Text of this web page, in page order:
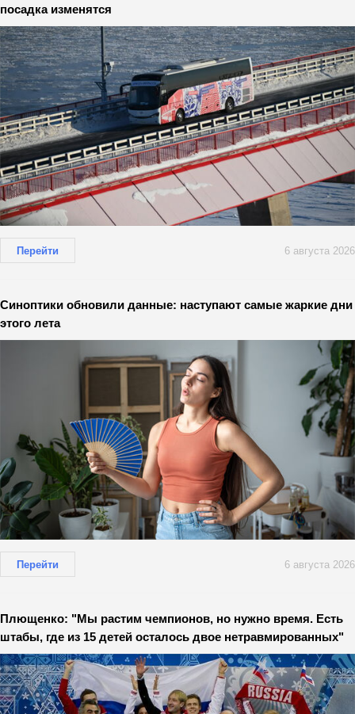
посадка изменятся
Перейти 6 августа 2026
Синоптики обновили данные: наступают самые жаркие дни
этого лета
Перейти 6 августа 2026
Плющенко: "Мы растим чемпионов, но нужно время. Есть
штабы, где из 15 детей осталось двое нетравмированных"